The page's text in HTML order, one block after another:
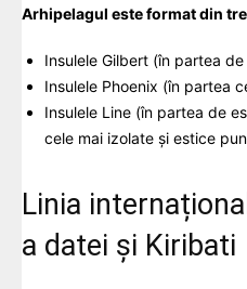
Arhipelagul este format din
Insulele Gilbert (în partea
Insulele Phoenix (în partea
Insulele Line (în partea de
cele mai izolate și estice
Linia
a datei și Kiribati